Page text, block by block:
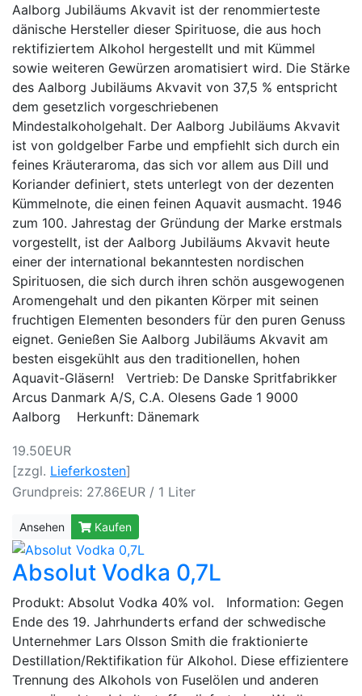
Aalborg Jubiläums Akvavit ist der renommierteste
dänische Hersteller dieser Spirituose, die aus hoch
rektifiziertem Alkohol hergestellt und mit Kümmel
sowie weiteren Gewürzen aromatisiert wird. Die Stärke
des Aalborg Jubiläums Akvavit von 37,5 % entspricht
dem gesetzlich vorgeschriebenen
Mindestalkoholgehalt. Der Aalborg Jubiläums Akvavit
ist von goldgelber Farbe und empfiehlt sich durch ein
feines Kräuteraroma, das sich vor allem aus Dill und
Koriander definiert, stets unterlegt von der dezenten
Kümmelnote, die einen feinen Aquavit ausmacht. 1946
zum 100. Jahrestag der Gründung der Marke erstmals
vorgestellt, ist der Aalborg Jubiläums Akvavit heute
einer der international bekanntesten nordischen
Spirituosen, die sich durch ihren schön ausgewogenen
Aromengehalt und den pikanten Körper mit seinen
fruchtigen Elementen besonders für den puren Genuss
eignet. Genießen Sie Aalborg Jubiläums Akvavit am
besten eisgekühlt aus den traditionellen, hohen
Aquavit-Gläsern! Vertrieb: De Danske Spritfabrikker
Arcus Danmark A/S, C.A. Olesens Gade 1 9000
Aalborg Herkunft: Dänemark
19.50EUR
[zzgl. Lieferkosten]
Grundpreis: 27.86EUR / 1 Liter
Ansehen Kaufen
Absolut Vodka 0,7L
Produkt: Absolut Vodka 40% vol. Information: Gegen
Ende des 19. Jahrhunderts erfand der schwedische
Unternehmer Lars Olsson Smith die fraktionierte
Destillation/Rektifikation für Alkohol. Diese effizientere
Trennung des Alkohols von Fuselölen und anderen